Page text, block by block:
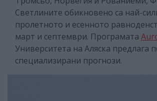
Светлините обикновено са най-
пролетното и есенното
март и септември. Програмата
Университета на Аляска предлага
специализирани прогнози.